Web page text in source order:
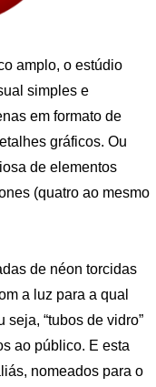
amplo, o estúdio
simples e
em formato de
gráficos. Ou
de elementos
(quatro ao mesmo
de néon torcidas
a luz para a qual
“tubos de vidro”
ao público. E esta
nomeados para o